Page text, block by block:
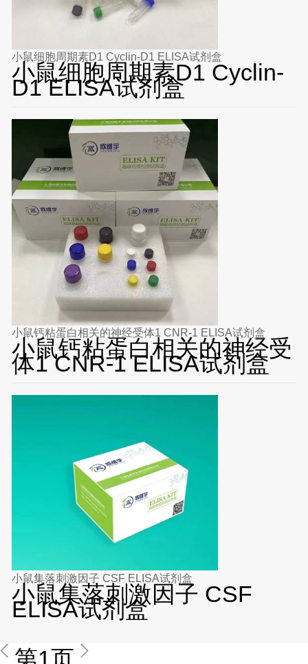
小鼠细胞周期素D1 Cyclin-D1 ELISA试剂盒
小鼠细胞周期素D1 Cyclin-
D1 ELISA试剂盒
小鼠钙粘蛋白相关的神经受体1 CNR-1 ELISA试剂盒
小鼠钙粘蛋白相关的神经受
体1 CNR-1 ELISA试剂盒
小鼠集落刺激因子 CSF ELISA试剂盒
小鼠集落刺激因子 CSF
ELISA试剂盒
第1页